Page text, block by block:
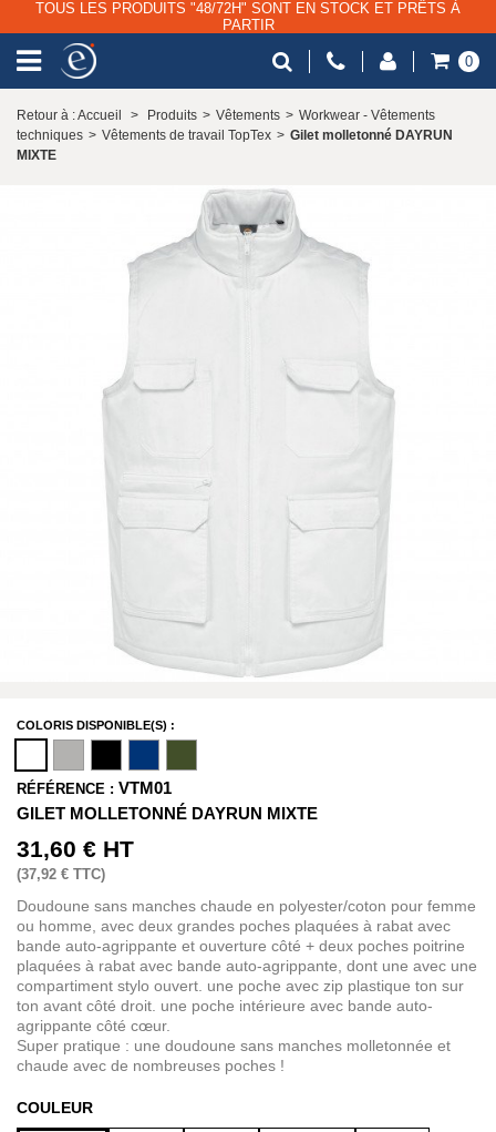
TOUS LES PRODUITS "48/72H" SONT EN STOCK ET PRÊTS À
PARTIR
0
Retour à : Accueil > Produits > Vêtements > Workwear - Vêtements
techniques > Vêtements de travail TopTex > Gilet molletonné DAYRUN
MIXTE
COLORIS DISPONIBLE(S) :
RÉFÉRENCE : VTM01
GILET MOLLETONNÉ DAYRUN MIXTE
31,60 € HT
(37,92 € TTC)
Doudoune sans manches chaude en polyester/coton pour femme
ou homme, avec deux grandes poches plaquées à rabat avec
bande auto-agrippante et ouverture côté + deux poches poitrine
plaquées à rabat avec bande auto-agrippante, dont une avec une
compartiment stylo ouvert. une poche avec zip plastique ton sur
ton avant côté droit. une poche intérieure avec bande auto-
agrippante côté cœur.
Super pratique : une doudoune sans manches molletonnée et
chaude avec de nombreuses poches !
COULEUR